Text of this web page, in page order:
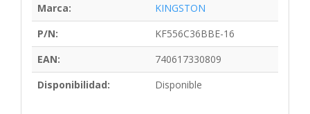
Marca:
KINGSTON
P/N:
KF556C36BBE-16
EAN:
740617330809
Disponibilidad:
Disponible